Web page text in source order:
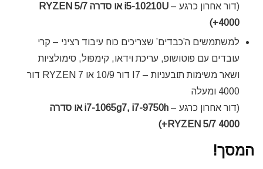
(דור אחרון כרגע –
i5-10210U או סדרה RYZEN 5/7
4000+)
למשתמשים ה’כבדים’ שצריכים כוח עיבוד רציני – קרי
עובדים עם פוטושופ, עריכת וידאו, קימפול, סימולציות
ושאר משימות תובעניות – I7 דור 10/9 או RYZEN 7 דור
4000 ומעלה
(דור אחרון כרגע –
i7-1065g7, i7-9750h או סדרה
RYZEN 5/7 4000+)
המסך!